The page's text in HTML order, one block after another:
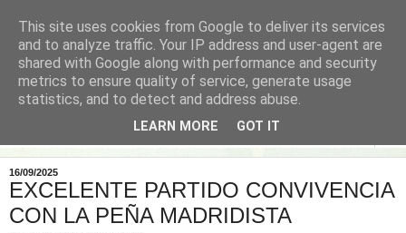
16/09/2025
EXCELENTE PARTIDO CONVIVENCIA
CON LA PEÑA MADRIDISTA
This site uses cookies from Google to deliver its services
and to analyze traffic. Your IP address and user-agent are
shared with Google along with performance and security
metrics to ensure quality of service, generate usage
statistics, and to detect and address abuse.
LEARN MORE GOT IT